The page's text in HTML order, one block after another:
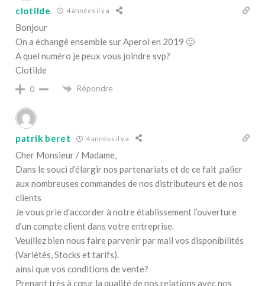
clotilde 4 années il y a
Bonjour
On a échangé ensemble sur Aperol en 2019 🙂
A quel numéro je peux vous joindre svp?
Clotilde
0 Répondre
patrik beret 4 années il y a
Cher Monsieur / Madame,
Dans le souci d’élargir nos partenariats et de ce fait ,palier
aux nombreuses commandes de nos distributeurs et de nos
clients
Je vous prie d’accorder à notre établissement l’ouverture
d’un compte client dans votre entreprise.
Veuillez bien nous faire parvenir par mail vos disponibilités
(Variétés, Stocks et tarifs).
ainsi que vos conditions de vente?
Prenant très à cœur la qualité de nos relations avec nos